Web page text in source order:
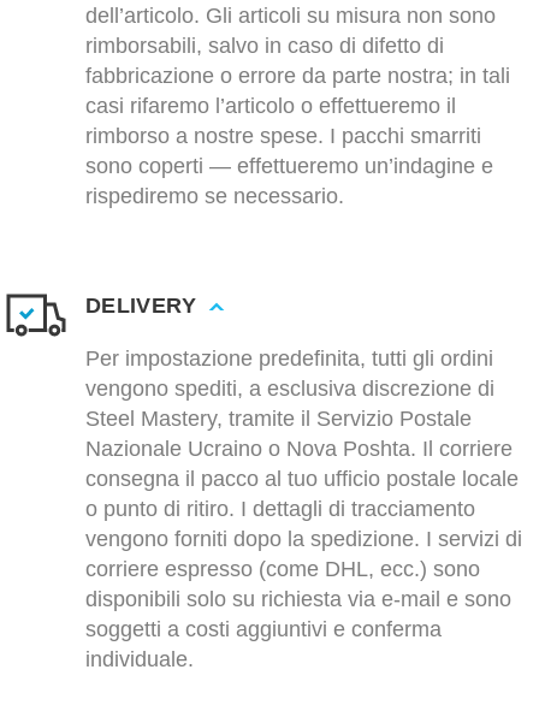
dell’articolo. Gli articoli su misura non sono
rimborsabili, salvo in caso di difetto di
fabbricazione o errore da parte nostra; in tali
casi rifaremo l’articolo o effettueremo il
rimborso a nostre spese. I pacchi smarriti
sono coperti — effettueremo un’indagine e
rispediremo se necessario.
DELIVERY
Per impostazione predefinita, tutti gli ordini
vengono spediti, a esclusiva discrezione di
Steel Mastery, tramite il Servizio Postale
Nazionale Ucraino o Nova Poshta. Il corriere
consegna il pacco al tuo ufficio postale locale
o punto di ritiro. I dettagli di tracciamento
vengono forniti dopo la spedizione. I servizi di
corriere espresso (come DHL, ecc.) sono
disponibili solo su richiesta via e-mail e sono
soggetti a costi aggiuntivi e conferma
individuale.